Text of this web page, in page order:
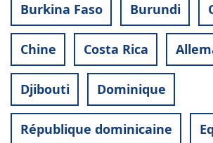
Burkina Faso Burundi
Chine Costa Rica
Djibouti Dominique
République dominicaine